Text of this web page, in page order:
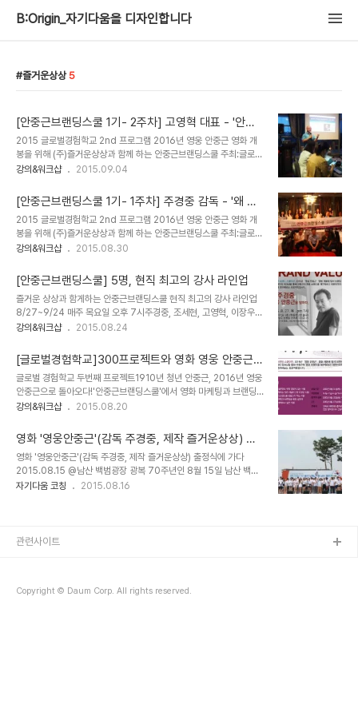
B:Origin_자기다움을 디자인합니다
즐거운상상 5
[안중근브랜딩스쿨 1기- 2주차] 고영혁 대표 - '안중
근, 디지털로 부활하다?' @와이스파지오 by 퍼스널
브랜드PD박현진
2015 글로벌경험학교 2nd 프로그램 2016년 영웅 안중근 영화 개
봉을 위해 (주)즐거운상상과 함께 하는 안중근브랜딩스쿨 주최:글로벌
창의인재양성소 주관: 엠유 브랜드매니지먼트 후원: 즐거운 상상,
이스파지오 2층 고영혁 대표 특강 - 안중근, 디지털로 부활하다 고영
혁 대표는 데이터사이언티스트이자 그로스해킹 전문가로 활동한다.
NHN, 지마켓 등에서 2003년부터 기업에서 신사업을 진행해왔었
다. 자연스럽게 그로스해킹의 방식으로 업무를 진행했고 우연하게 관
련 책을 번역하게 되었다. 그로스 해킹 Growth Hacking국내도서
2015.04.13상세보기 그로스해..
강의&워크샵 2015.09.04
[안중근브랜딩스쿨 1기- 1주차] 주경중 감독 - '왜 안
중근인가?' @와이스파지오 by 퍼스널브랜드PD박현
진
2015 글로벌경험학교 2nd 프로그램 2016년 영웅 안중근 영화 개
봉을 위해 (주)즐거운상상과 함께 하는 안중근브랜딩스쿨 주최:글로벌
창의인재양성소 주관: 엠유 브랜드매니지먼트 후원: 즐거운 상상,
7-10시장소: 와이스파지오 2층 주경중 감독 특강 영화 '영웅 안중
근'을 제작하는 영화제작사 (주)즐거운상상은 안중근스쿨을 기획했다.
영화 속 주인공인 안중근을 리브랜딩하고 이 시대의 영웅의 의미를 되
집나아가 우리 모두 자신의 자리에서 묵묵히 책임을 다하는 것이 영웅
임을 재정의하고 함께 공유하는 '대한민국 5천만 국민 영웅 만들기 프
소개 시간이 있었다. 공대생, 사회복..
강의&워크샵 2015.08.30
[안중근브랜딩스쿨] 5명, 현직 최고의 강사 라인업
즐거운 상상과 함게하는 안중근브랜딩스쿨 현직 최고의 강사 라인업
8/27~9/24 매주 목요일 오후 7시주경중, 조세현, 고영혁, 이장우,
조연심 @와이스파지오 주최:글로벌창의인재양성소 주관: 엠유 후원:
장학생 30명을 뽑아 안중근 브랜딩스쿨을 연다. 안중근브랜딩스쿨이
란 2016년 '영웅 안중근' 영화 개봉에 앞서 브랜딩 교육과 아이덴터
티 워크샵을 통해 안중근의 영웅 브랜드를 재구축하고대한민국의 영
웅을 새롭게 정의해보는 프로젝트이다. 배우고 응용하고 바로 현장에
적용하는 프로세스이다. 그리고 최고의 강사진들로부터 브랜딩, 스토
다.본 프로그램은 영화사 즐거운상상의 지원으로 ..
강의&워크샵 2015.08.24
[글로벌경험학교]300프로젝트와 영화 영웅 안중근과
의 만남! 안중근브랜딩스쿨 1기 모집
글로벌 경험학교 두번째 프로젝트1910년 청년 안중근, 2016년 영웅
안중근으로 돌아오다!'안중근브랜딩스쿨'에서 영화 마케팅과 브랜딩
교육을 통해 미래형 콘텐츠 인재로 성장할 교육생을 모집합니다.
구축하고 대한민국 영웅에 대해 새롭게 정의하고자 합니다. 수강료는
모두 제작사 (주)즐거운상상에서 후원하며 우수 수료자에게는 이후 진
행되는 '5천만 국민 영웅 만들기 프로젝트'에도 함께할 수 있다는 사
실! 이런 어마어마한 기회를 놓치시면 안되겠죠^^? - 모집대상: 1) 소
셜콘텐츠 제작 경험이 있는 사람 2) 운영하는 SNS 채널(블로그, 페이
강의&워크샵 2015.08.20
영화 '영웅안중근'(감독 주경중, 제작 즐거운상상) 출
정식에 가다 @남산 백범광장
영화 '영웅안중근'(감독 주경중, 제작 즐거운상상) 출정식에 가다
2015.08.15 @남산 백범광장 광복 70주년인 8월 15일 남산 백범
광장에서는 의미있는 행사가 있었다. 영화 ‘영웅안중근’(감독 주경중,
새정치연합 대표와 박원순 서울시장을 포함해 1만여 명의 시민이 참여
근 브로마이드로 물들..
자기다움 코칭 2015.08.16
Copyright © Daum Corp. All rights reserved.
관련사이트